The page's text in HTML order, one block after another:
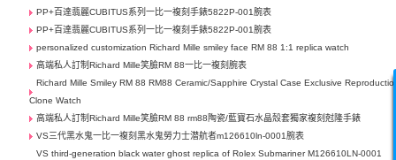
PP+百達翡麗CUBITUS系列一比一複刻手錶5822P-001腕表
PP+百達翡麗CUBITUS系列一比一複刻手錶5822P-001腕表
personalized customization Richard Mille smiley face RM 88 1:1 replica watch
高端私人訂制Richard Mille笑臉RM 88一比一複刻腕表
Richard Mille Smiley RM 88 RM88 Ceramic/Sapphire Crystal Case Exclusive
Clone Watch
高端私人訂制Richard Mille笑臉RM 88 rm88陶瓷/藍寶石水晶殼套獨家複刻尅隆手錶
VS三代黑水鬼一比一複刻黑水鬼勞力士潜航者m126610ln-0001腕表
VS third-generation black water ghost replica of Rolex Submariner M126610LN-0001